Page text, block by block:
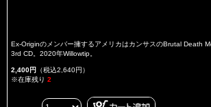
Ex-Originのメンバー擁するアメリカはカンサスのBrutal Death
3rd CD。2020年Willowtip。
2,400円 （税込2,640円）
※在庫残り 2